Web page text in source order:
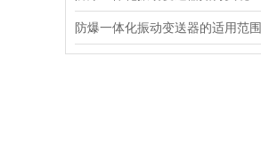
防爆一体化振动变送器的适用范围